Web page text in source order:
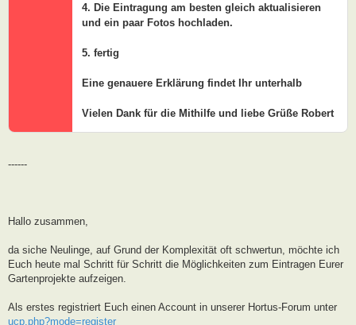
4. Die Eintragung am besten gleich aktualisieren
und ein paar Fotos hochladen.
5. fertig
Eine genauere Erklärung findet Ihr unterhalb
Vielen Dank für die Mithilfe und liebe Grüße Robert
------
Hallo zusammen,
da siche Neulinge, auf Grund der Komplexität oft schwertun, möchte ich
Euch heute mal Schritt für Schritt die Möglichkeiten zum Eintragen Eurer
Gartenprojekte aufzeigen.
Als erstes registriert Euch einen Account in unserer Hortus-Forum unter
ucp.php?mode=register